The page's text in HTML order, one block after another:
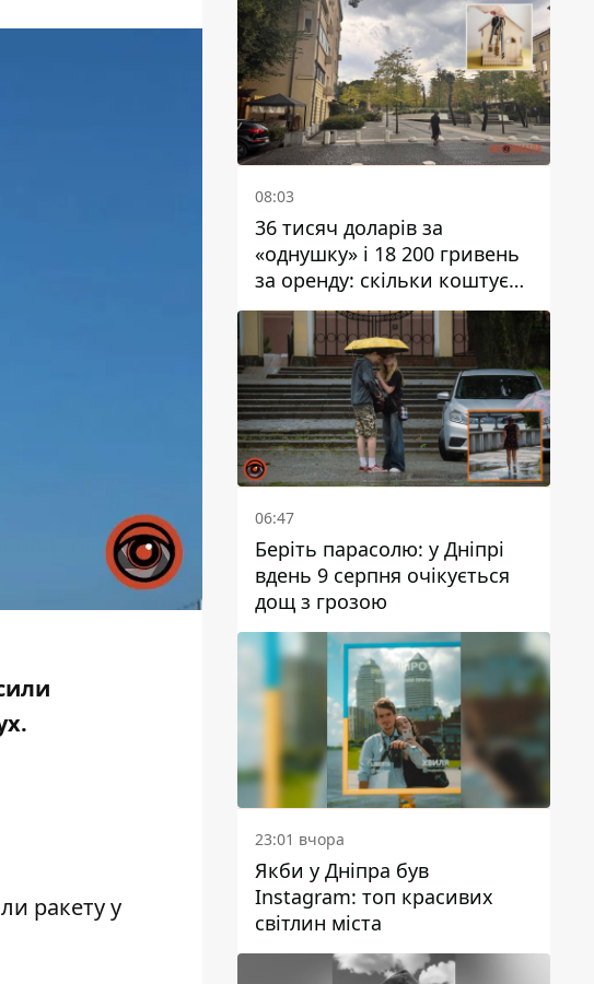
.
ракету у
08:03
36 тисяч доларів за
«однушку» і 18 200 гривень
за оренду: скільки коштує
житло у Дніпропетровської
області
06:47
Беріть парасолю: у Дніпрі
вдень 9 серпня очікується
дощ з грозою
23:01 вчора
Якби у Дніпра був
Instagram: топ красивих
світлин міста